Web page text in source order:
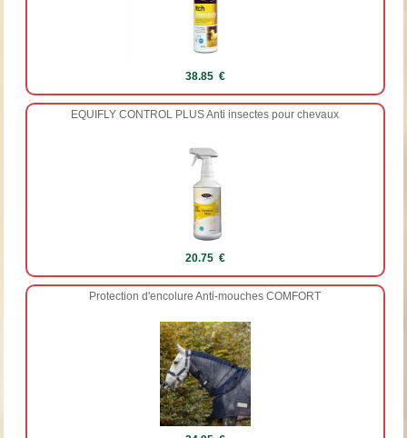
38.85 €
EQUIFLY CONTROL PLUS Anti insectes pour chevaux
20.75 €
Protection d'encolure Anti-mouches COMFORT